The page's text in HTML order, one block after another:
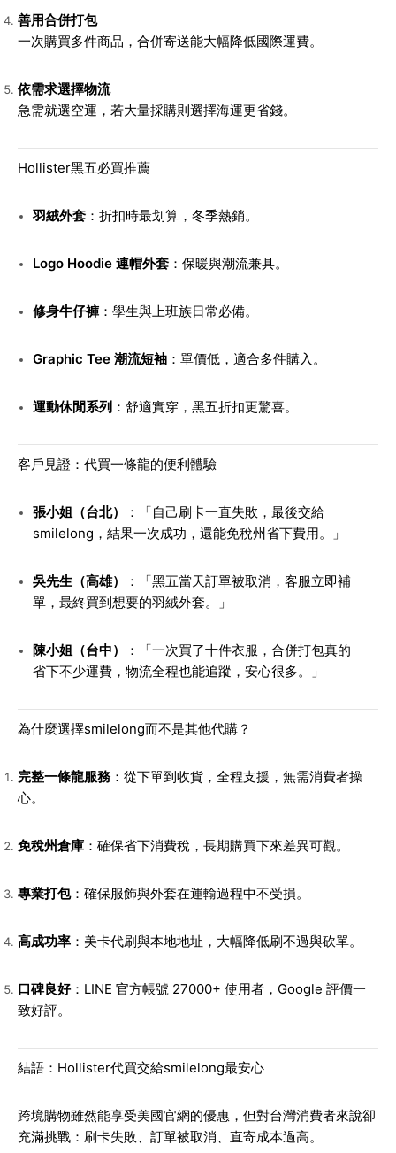
善用合併打包
一次購買多件商品，合併寄送能大幅降低國際運費。
依需求選擇物流
急需就選空運，若大量採購則選擇海運更省錢。
Hollister黑五必買推薦
羽絨外套：折扣時最划算，冬季熱銷。
Logo Hoodie 連帽外套：保暖與潮流兼具。
修身牛仔褲：學生與上班族日常必備。
Graphic Tee 潮流短袖：單價低，適合多件購入。
運動休閒系列：舒適實穿，黑五折扣更驚喜。
客戶見證：代買一條龍的便利體驗
張小姐（台北）
：「自己刷卡一直失敗，最後交給
smilelong，結果一次成功，還能免稅州省下費用。」
吳先生（高雄）
：「黑五當天訂單被取消，客服立即補
單，最終買到想要的羽絨外套。」
陳小姐（台中）
：「一次買了十件衣服，合併打包真的
省下不少運費，物流全程也能追蹤，安心很多。」
為什麼選擇smilelong而不是其他代購？
完整一條龍服務 ：從下單到收貨，全程支援，無需消費者操
心。
免稅州倉庫 ：確保省下消費稅，長期購買下來差異可觀。
專業打包：確保服飾與外套在運輸過程中不受損。
高成功率 ：美卡代刷與本地地址，大幅降低刷不過與砍單。
口碑良好：LINE 官方帳號 27000+ 使用者，Google 評價一
致好評。
結語：Hollister代買交給smilelong最安心
跨境購物雖然能享受美國官網的優惠，但對台灣消費者來說卻
充滿挑戰：刷卡失敗、訂單被取消、直寄成本過高。